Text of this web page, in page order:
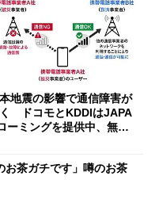
地震の影響で通信障害が
ドコモとKDDIはJAPA
ーミングを提供中、無料
お茶ガチです」噂のお茶